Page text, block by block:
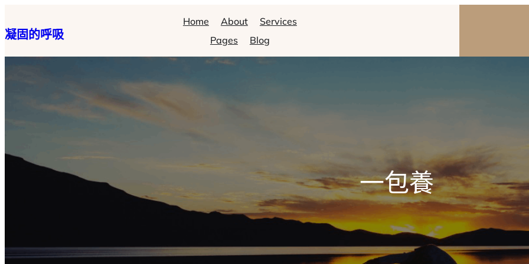
至
主
凝固的呼吸
Home About
Services
Pages
Blog
一包養